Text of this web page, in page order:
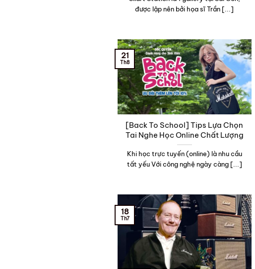
được lập nên bởi họa sĩ Trần [...]
[Back To School] Tips Lựa Chọn
Tai Nghe Học Online Chất Lượng
Khi học trực tuyến (online) là nhu cầu
tất yếu Với công nghệ ngày càng [...]
21
Th8
18
Th7